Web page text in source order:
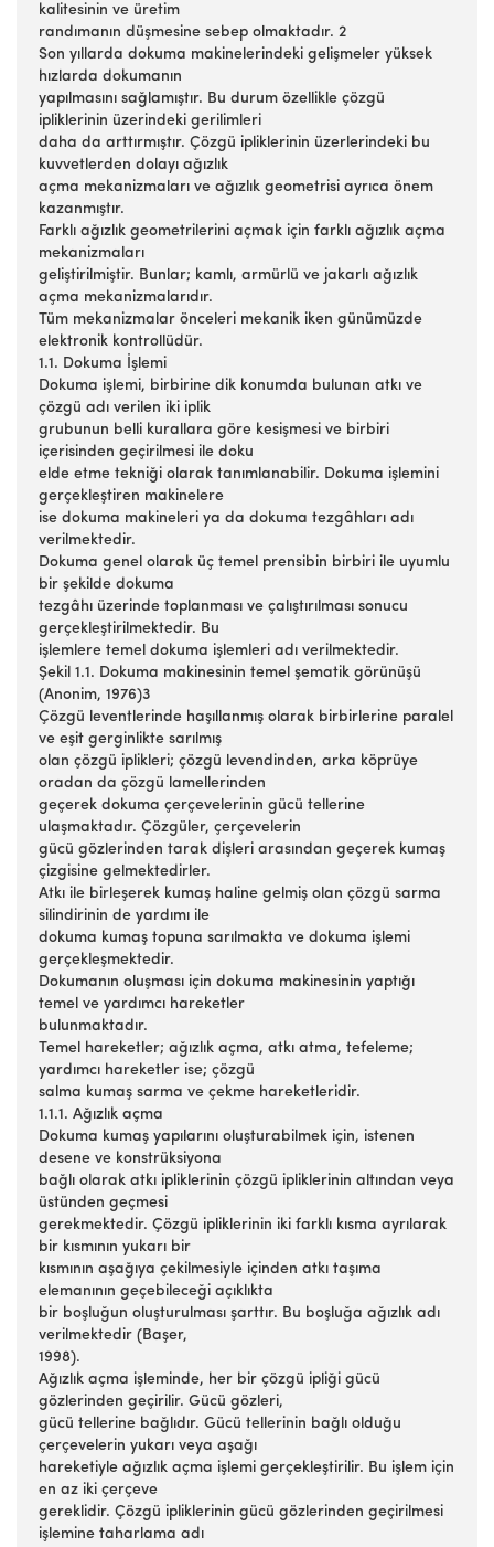
kalitesinin ve üretim
randımanın düşmesine sebep olmaktadır. 2
Son yıllarda dokuma makinelerindeki gelişmeler yüksek
hızlarda dokumanın
yapılmasını sağlamıştır. Bu durum özellikle çözgü
ipliklerinin üzerindeki gerilimleri
daha da arttırmıştır. Çözgü ipliklerinin üzerlerindeki bu
kuvvetlerden dolayı ağızlık
açma mekanizmaları ve ağızlık geometrisi ayrıca önem
kazanmıştır.
Farklı ağızlık geometrilerini açmak için farklı ağızlık açma
mekanizmaları
geliştirilmiştir. Bunlar; kamlı, armürlü ve jakarlı ağızlık
açma mekanizmalarıdır.
Tüm mekanizmalar önceleri mekanik iken günümüzde
elektronik kontrollüdür.
1.1. Dokuma İşlemi
Dokuma işlemi, birbirine dik konumda bulunan atkı ve
çözgü adı verilen iki iplik
grubunun belli kurallara göre kesişmesi ve birbiri
içerisinden geçirilmesi ile doku
elde etme tekniği olarak tanımlanabilir. Dokuma işlemini
gerçekleştiren makinelere
ise dokuma makineleri ya da dokuma tezgâhları adı
verilmektedir.
Dokuma genel olarak üç temel prensibin birbiri ile uyumlu
bir şekilde dokuma
tezgâhı üzerinde toplanması ve çalıştırılması sonucu
gerçekleştirilmektedir. Bu
işlemlere temel dokuma işlemleri adı verilmektedir.
Şekil 1.1. Dokuma makinesinin temel şematik görünüşü
(Anonim, 1976)3
Çözgü leventlerinde haşıllanmış olarak birbirlerine paralel
ve eşit gerginlikte sarılmış
olan çözgü iplikleri; çözgü levendinden, arka köprüye
oradan da çözgü lamellerinden
geçerek dokuma çerçevelerinin gücü tellerine
ulaşmaktadır. Çözgüler, çerçevelerin
gücü gözlerinden tarak dişleri arasından geçerek kumaş
çizgisine gelmektedirler.
Atkı ile birleşerek kumaş haline gelmiş olan çözgü sarma
silindirinin de yardımı ile
dokuma kumaş topuna sarılmakta ve dokuma işlemi
gerçekleşmektedir.
Dokumanın oluşması için dokuma makinesinin yaptığı
temel ve yardımcı hareketler
bulunmaktadır.
Temel hareketler; ağızlık açma, atkı atma, tefeleme;
yardımcı hareketler ise; çözgü
salma kumaş sarma ve çekme hareketleridir.
1.1.1. Ağızlık açma
Dokuma kumaş yapılarını oluşturabilmek için, istenen
desene ve konstrüksiyona
bağlı olarak atkı ipliklerinin çözgü ipliklerinin altından veya
üstünden geçmesi
gerekmektedir. Çözgü ipliklerinin iki farklı kısma ayrılarak
bir kısmının yukarı bir
kısmının aşağıya çekilmesiyle içinden atkı taşıma
elemanının geçebileceği açıklıkta
bir boşluğun oluşturulması şarttır. Bu boşluğa ağızlık adı
verilmektedir (Başer,
1998).
Ağızlık açma işleminde, her bir çözgü ipliği gücü
gözlerinden geçirilir. Gücü gözleri,
gücü tellerine bağlıdır. Gücü tellerinin bağlı olduğu
çerçevelerin yukarı veya aşağı
hareketiyle ağızlık açma işlemi gerçekleştirilir. Bu işlem için
en az iki çerçeve
gereklidir. Çözgü ipliklerinin gücü gözlerinden geçirilmesi
işlemine taharlama adı